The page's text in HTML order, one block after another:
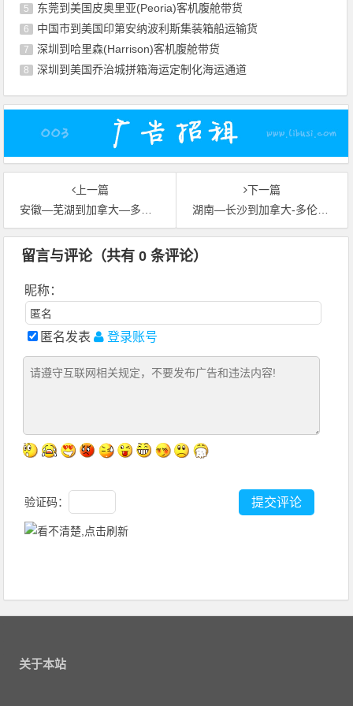
5 东莞到美国皮奥里亚(Peoria)客机腹舱带货
6 中国市到美国印第安纳波利斯集装箱船运输货
7 深圳到哈里森(Harrison)客机腹舱带货
8 深圳到美国乔治城拼箱海运定制化海运通道
上一篇
安徽—芜湖到加拿大—多伦多班轮运输跨境电子商务海运专线
下一篇
湖南—长沙到加拿大-多伦多独立冷藏集装箱冷链保障专线
留言与评论（共有0 条评论）
昵称：
匿名发表 登录账号
验证码：
关于本站